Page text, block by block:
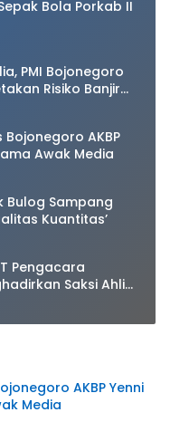
Bola Porkab II
PMI Bojonegoro
Risiko Banjir
AKBP
Awak Media
Bulog Sampang
Kuantitas’
Pengacara
Saksi Ahli
AKBP Yenni
Media